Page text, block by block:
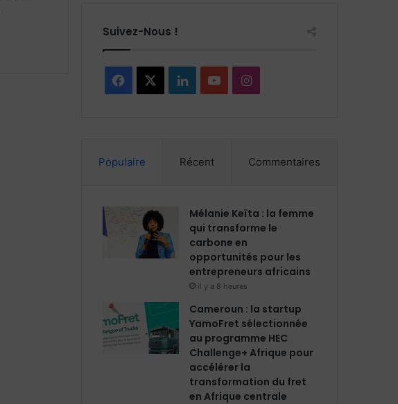
Suivez-Nous !
e
L
k
d
i
n
b
e
I
t
g
a
m
Populaire Récent Commentaires
Mélanie Keïta : la femme
qui transforme le
carbone en
opportunités pour les
entrepreneurs africains
il y a 8 heures
Cameroun : la startup
YamoFret sélectionnée
au programme HEC
Challenge+ Afrique pour
accélérer la
transformation du fret
en Afrique centrale